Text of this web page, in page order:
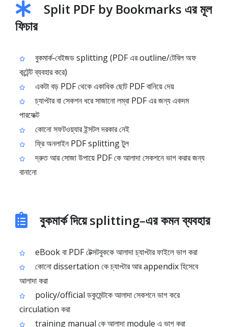
Split PDF by Bookmarks এর মূল
ফিচার
বুকমার্ক‑বেইজড splitting (PDF এর outline/টেবিল অফ
কন্টেন্ট ব্যবহার করে)
একটা বড় PDF থেকে একাধিক ছোট PDF বানিয়ে দেয়
চ্যাপ্টার বা সেকশন ধরে সাজানো লম্বা PDF এর জন্য একদম
পারফেক্ট
কোনো সফটওয়্যার ইন্সটল দরকার নেই
ফ্রি অনলাইন PDF splitting টুল
দ্রুত আর সোজা উপায়ে PDF কে আলাদা সেকশনে ভাগ করার জন্য
বানানো
বুকমার্ক দিয়ে splitting–এর কমন ব্যবহার
eBook বা PDF টেক্সটবুককে আলাদা চ্যাপ্টার ফাইলে ভাগ করা
কোনো dissertation কে চ্যাপ্টার আর appendix হিসেবে
আলাদা করা
policy/official ডকুমেন্টকে আলাদা সেকশনে ভাগ করে
circulation করা
training manual কে আলাদা module এ ভাগ করা